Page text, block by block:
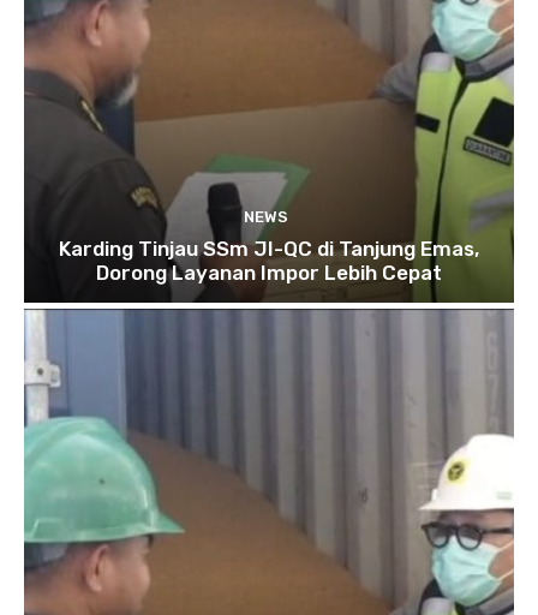
NEWS
Karding Tinjau SSm JI-QC di Tanjung Emas,
Dorong Layanan Impor Lebih Cepat